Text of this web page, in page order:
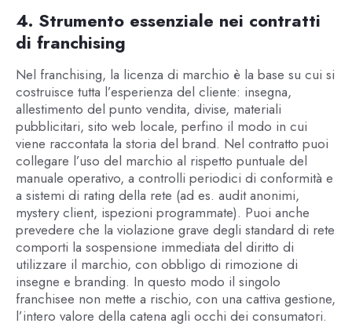
4. Strumento essenziale nei contratti
di franchising
Nel franchising, la licenza di marchio è la base su cui si
costruisce tutta l’esperienza del cliente: insegna,
allestimento del punto vendita, divise, materiali
pubblicitari, sito web locale, perfino il modo in cui
viene raccontata la storia del brand. Nel contratto puoi
collegare l’uso del marchio al rispetto puntuale del
manuale operativo, a controlli periodici di conformità e
a sistemi di rating della rete (ad es. audit anonimi,
mystery client, ispezioni programmate). Puoi anche
prevedere che la violazione grave degli standard di rete
comporti la sospensione immediata del diritto di
utilizzare il marchio, con obbligo di rimozione di
insegne e branding. In questo modo il singolo
franchisee non mette a rischio, con una cattiva gestione,
l’intero valore della catena agli occhi dei consumatori.